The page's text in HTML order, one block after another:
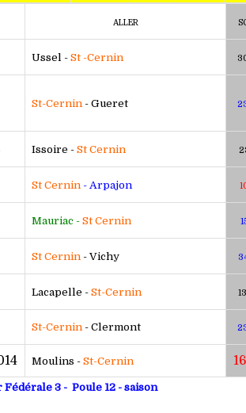
ALLER
Ussel - St -Cernin
St-Cernin - Gueret
Issoire - St Cernin
St Cernin - Arpajon
Mauriac - St Cernin
St Cernin - Vichy
Lacapelle - St-Cernin
St-Cernin - Clermont
Moulins - St-Cernin
3 - Poule 12 - saison